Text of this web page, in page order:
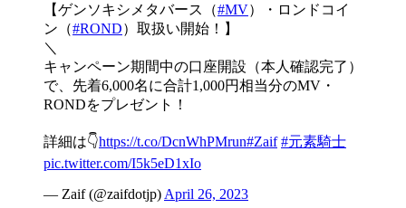
【ゲンソキシメタバース（#MV）・ロンドコイ
ン（#ROND）取扱い開始！】
＼
キャンペーン期間中の口座開設（本人確認完了）
で、先着6,000名に合計1,000円相当分のMV・
RONDをプレゼント！
詳細は👇https://t.co/DcnWhPMrun#Zaif #元素騎士
pic.twitter.com/I5k5eD1xIo
— Zaif (@zaifdotjp)April 26, 2023